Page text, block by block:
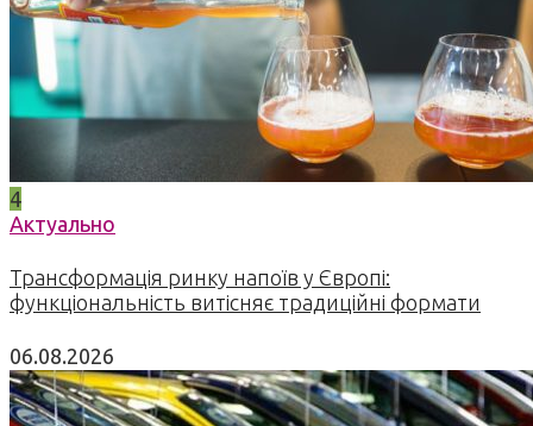
4
Актуально
Трансформація ринку напоїв у Європі:
функціональність витісняє традиційні формати
06.08.2026